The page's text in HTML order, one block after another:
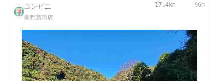
コンビニ
秦野菖蒲店
17.4km 96m